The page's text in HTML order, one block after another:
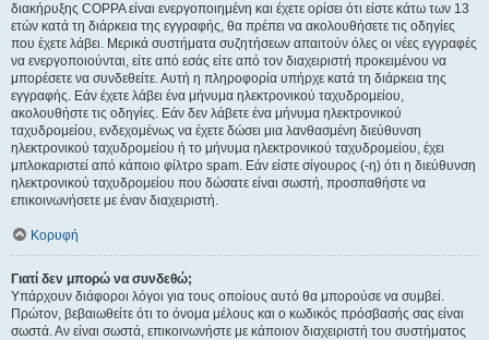
διακήρυξης COPPA είναι ενεργοποιημένη και έχετε ορίσει ότι είστε κάτω των 13
ετών κατά τη διάρκεια της εγγραφής, θα πρέπει να ακολουθήσετε τις οδηγίες
που έχετε λάβει. Μερικά συστήματα συζητήσεων απαιτούν όλες οι νέες εγγραφές
να ενεργοποιούνται, είτε από εσάς είτε από τον διαχειριστή προκειμένου να
μπορέσετε να συνδεθείτε. Αυτή η πληροφορία υπήρχε κατά τη διάρκεια της
εγγραφής. Εάν έχετε λάβει ένα μήνυμα ηλεκτρονικού ταχυδρομείου,
ακολουθήστε τις οδηγίες. Εάν δεν λάβετε ένα μήνυμα ηλεκτρονικού
ταχυδρομείου, ενδεχομένως να έχετε δώσει μια λανθασμένη διεύθυνση
ηλεκτρονικού ταχυδρομείου ή το μήνυμα ηλεκτρονικού ταχυδρομείου, έχει
μπλοκαριστεί από κάποιο φίλτρο spam. Εάν είστε σίγουρος (-η) ότι η διεύθυνση
ηλεκτρονικού ταχυδρομείου που δώσατε είναι σωστή, προσπαθήστε να
επικοινωνήσετε με έναν διαχειριστή.
Κορυφή
Γιατί δεν μπορώ να συνδεθώ;
Υπάρχουν διάφοροι λόγοι για τους οποίους αυτό θα μπορούσε να συμβεί.
Πρώτον, βεβαιωθείτε ότι το όνομα μέλους και ο κωδικός πρόσβασής σας είναι
σωστά. Αν είναι σωστά, επικοινωνήστε με κάποιον διαχειριστή του συστήματος